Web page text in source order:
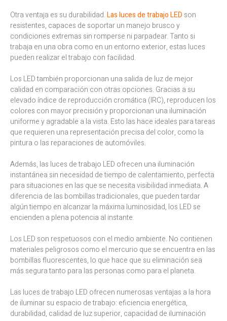
Otra ventaja es su durabilidad.Las luces de trabajo LED son
resistentes, capaces de soportar un manejo brusco y
condiciones extremas sin romperse ni parpadear. Tanto si
trabaja en una obra como en un entorno exterior, estas luces
pueden realizar el trabajo con facilidad.
Los LED también proporcionan una salida de luz de mejor
calidad en comparación con otras opciones. Gracias a su
elevado índice de reproducción cromática (IRC), reproducen los
colores con mayor precisión y proporcionan una iluminación
uniforme y agradable a la vista. Esto las hace ideales para tareas
que requieren una representación precisa del color, como la
pintura o las reparaciones de automóviles.
Además, las luces de trabajo LED ofrecen una iluminación
instantánea sin necesidad de tiempo de calentamiento, perfecta
para situaciones en las que se necesita visibilidad inmediata. A
diferencia de las bombillas tradicionales, que pueden tardar
algún tiempo en alcanzar la máxima luminosidad, los LED se
encienden a plena potencia al instante.
Los LED son respetuosos con el medio ambiente. No contienen
materiales peligrosos como el mercurio que se encuentra en las
bombillas fluorescentes, lo que hace que su eliminación sea
más segura tanto para las personas como para el planeta.
Las luces de trabajo LED ofrecen numerosas ventajas a la hora
de iluminar su espacio de trabajo: eficiencia energética,
durabilidad, calidad de luz superior, capacidad de iluminación